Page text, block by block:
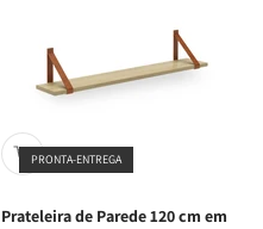
PRONTA-ENTREGA
Prateleira de Parede 120 cm em